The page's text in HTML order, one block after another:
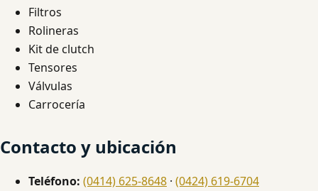
Filtros
Rolineras
Kit de clutch
Tensores
Válvulas
Carrocería
Contacto y ubicación
Teléfono: (0414) 625-8648 · (0424) 619-6704